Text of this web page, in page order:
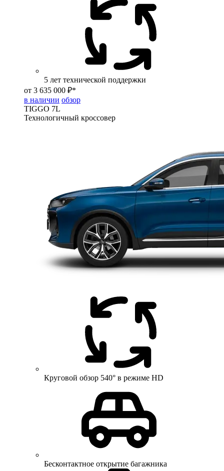
5 лет технической поддержки
от 3 635 000 ₽*
в наличии обзор
TIGGO 7L
Технологичный кроссовер
Круговой обзор 540° в режиме HD
Бесконтактное открытие багажника